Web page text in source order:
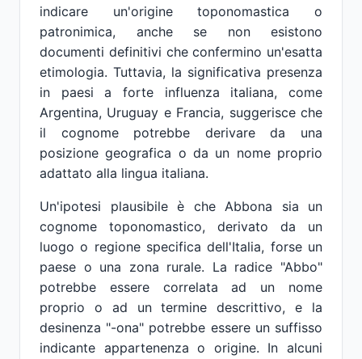
indicare un'origine toponomastica o
patronimica, anche se non esistono
documenti definitivi che confermino un'esatta
etimologia. Tuttavia, la significativa presenza
in paesi a forte influenza italiana, come
Argentina, Uruguay e Francia, suggerisce che
il cognome potrebbe derivare da una
posizione geografica o da un nome proprio
adattato alla lingua italiana.
Un'ipotesi plausibile è che Abbona sia un
cognome toponomastico, derivato da un
luogo o regione specifica dell'Italia, forse un
paese o una zona rurale. La radice "Abbo"
potrebbe essere correlata ad un nome
proprio o ad un termine descrittivo, e la
desinenza "-ona" potrebbe essere un suffisso
indicante appartenenza o origine. In alcuni